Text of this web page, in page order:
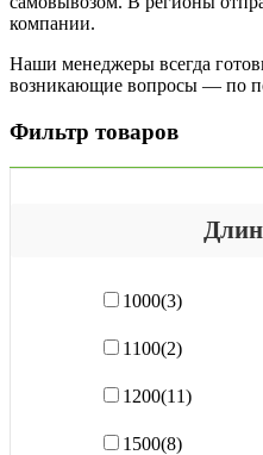
компании.
Наши менеджеры всегда
возникающие вопросы — по
Фильтр товаров
1000(3)
1100(2)
1200(11)
1500(8)